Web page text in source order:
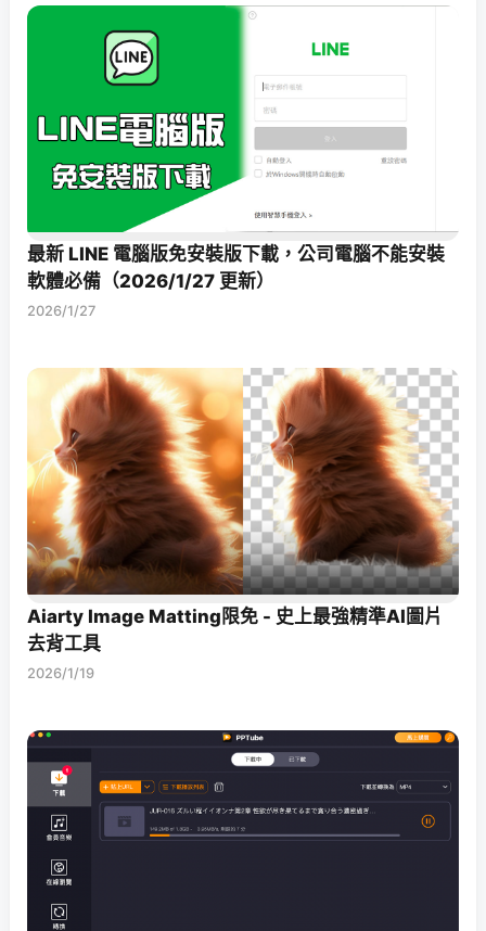
最新 LINE 電腦版免安裝版下載，公司電腦不能安裝
軟體必備（2026/1/27 更新）
2026/1/27
Aiarty Image Matting限免 - 史上最強精準AI圖片
去背工具
2026/1/19